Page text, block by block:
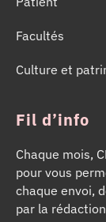
Facultés
Culture et
Fil d’info
Chaque mois,
pour vous
chaque envoi,
par la